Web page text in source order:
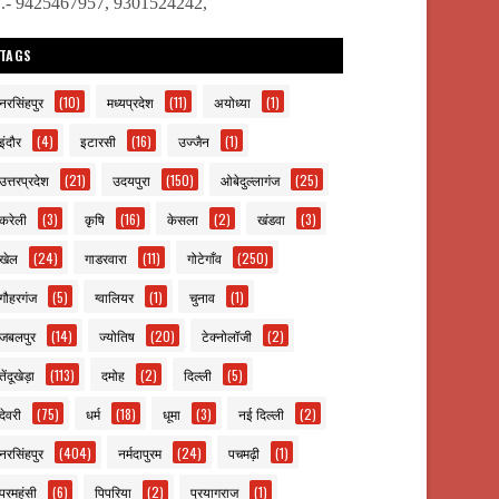
(10) मध्यप्रदेश (11) अयोध्या (1)
(4) इटारसी (16) उज्जैन (1)
(21) उदयपुरा (150) ओबेदुल्लागंज (25)
(3) कृषि (16) केसला (2) खंडवा (3)
(24) गाडरवारा (11) गोटेगाँव (250)
(5) ग्वालियर (1) चुनाव (1)
(14) ज्योतिष (20) टेक्नोलॉजी (2)
(113) दमोह (2) दिल्ली (5)
(75) धर्म (18) धूमा (3) नई दिल्ली (2)
(404) नर्मदापुरम (24) पचमढ़ी (1)
(6) पिपरिया (2) प्रयागराज (1)